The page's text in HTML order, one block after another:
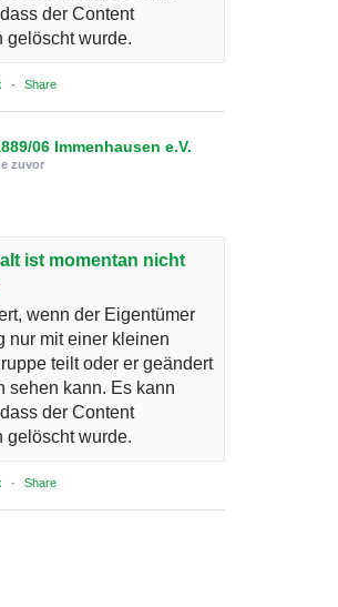
der Content
gelöscht wurde.
· Share
06 Immenhausen e.V.
zuvor
ist momentan nicht
wenn der Eigentümer
nur mit einer kleinen
teilt oder er geändert
sehen kann. Es kann
der Content
gelöscht wurde.
· Share